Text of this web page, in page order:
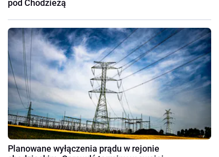
pod Chodzieżą
Planowane wyłączenia prądu w rejonie